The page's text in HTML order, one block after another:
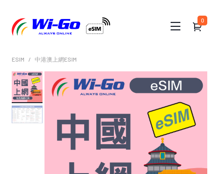
0
ESIM 中港澳上網ESIM